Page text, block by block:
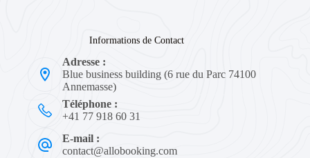
Informations de Contact
Adresse :
Blue business building (6 rue du Parc 74100
Annemasse)
Téléphone :
+41 77 918 60 31
E-mail :
contact@allobooking.com